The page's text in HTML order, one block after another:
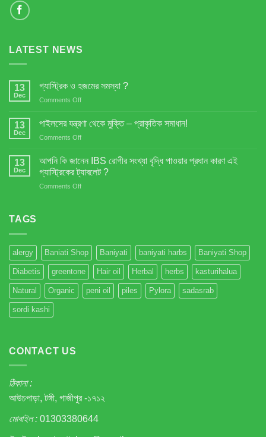
LATEST NEWS
13
Dec
গ্যাস্ট্রিক ও হজমের সমস্যা ?
Comments Offon
ও
13
Dec
পাইলসের যন্ত্রণা থেকে মুক্তি – প্রাকৃতিক সমাধান!
Comments Offon
যন্ত্রণা
মুক্তি
–
13
Dec
আপনি কি জানেন IBS রোগীর সংখ্যা বৃদ্ধি পাওয়ার প্রধান কারণ এই
গ্যাস্ট্রিকের ট্যাবলেট ?
Comments Offon
সংখ্যা
বৃদ্ধি
পাওয়ার
প্রধান
কারণ
এই
TAGS
alergy Baniati Shop Baniyati baniyati harbs Baniyati Shop
Diabetis greentone Hair oil Herbal herbs kasturihalua
Natural Organic peni oil piles Pylora sadasrab
sordi kashi
CONTACT US
ঠিকানা :
আউচপাড়া, টঙ্গী, গাজীপুর -১৭১২
মোবাইল : 01303380644